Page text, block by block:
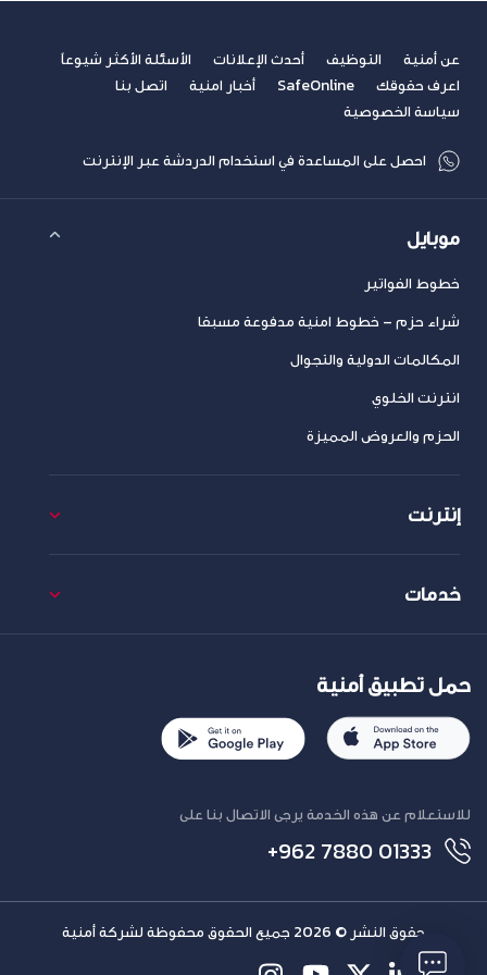
عن أمنية التوظيف أحدث الإعلانات
الأسئلة الأكثر شيوعاً
اعرف حقوقك
SafeOnline أخبار امنية
اتصل بنا
سياسة الخصوصية
احصل على المساعدة في استخدام الدردشة عبر الإنترنت
موبايل
خطوط الفواتير
شراء حزم – خطوط امنية مدفوعة مسبقا
المكالمات الدولية والتجوال
انترنت الخلوي
الحزم والعروض المميزة
إنترنت
خدمات
حمل تطبيق أمنية
للاستعلام عن هذه الخدمة يرجى الاتصال بنا على
+962 7880 01333
حقوق النشر © 2026 جميع الحقوق محفوظة لشركة أمنية